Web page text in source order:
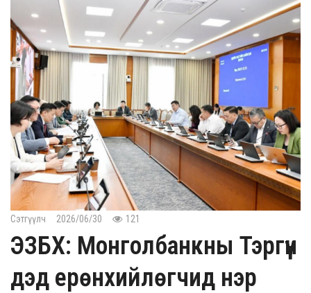
Сэтгүүлч 2026/06/30 121
ЭЗБХ: Монголбанкны Тэргүүн
дэд ерөнхийлөгчид нэр